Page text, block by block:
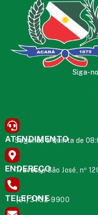
Siga-
ATENDIMENTO
Segunda à Quinta de
ENDEREÇO
Travessa São José, nº
TELEFONE
(91) 3732-9900